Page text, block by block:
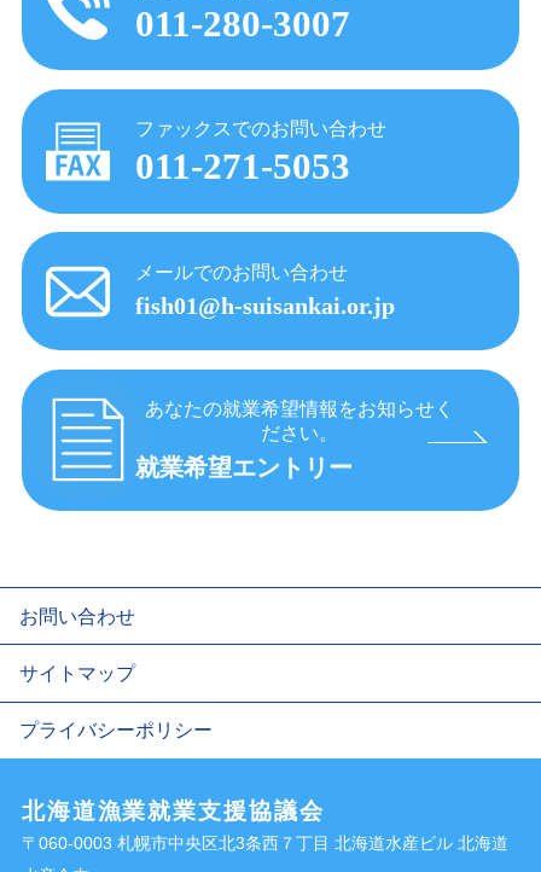
011-280-3007
ファックスでのお問い合わせ
011-271-5053
メールでのお問い合わせ
fish01@h-suisankai.or.jp
あなたの就業希望情報をお知らせく
ださい。
就業希望エントリー
お問い合わせ
サイトマップ
プライバシーポリシー
北海道漁業就業支援協議会
〒060-0003 札幌市中央区北3条西７丁目 北海道水産ビル 北海道